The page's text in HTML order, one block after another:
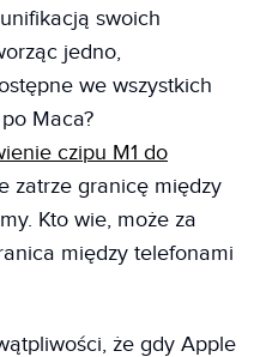
swoich
jedno,
we wszystkich
Maca?
czipu M1 do
zatrze granicę między
Kto wie, może za
między telefonami
że gdy Apple